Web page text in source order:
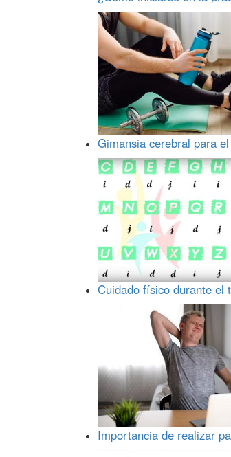
Gimansia cerebral para
Cuidado físico durante el
Importancia de realizar